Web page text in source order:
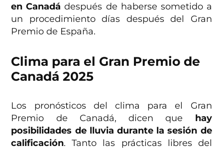
en Canadádespués de haberse sometido a
un procedimiento días después del Gran
Premio de España.
Clima para el Gran Premio de
Canadá 2025
Los pronósticos del clima para el Gran
Premio de Canadá, dicen que hay
posibilidades de lluvia durante la sesión de
calificación. Tanto las prácticas libres del